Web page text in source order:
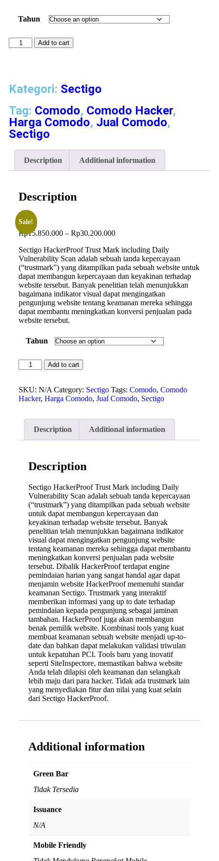
Tahun
Add to cart
Kategori: Sectigo
Tag: Comodo, Comodo Hacker,
Harga Comodo, Jual Comodo,
Sectigo
Description Additional information
Description
Sale!
Rp15.850.000 – Rp30.200.000
Sectigo HackerProof Trust Mark including Daily
Vulnerability Scan adalah sebuah tanda kepercayaan
(“trustmark”) yang ditampilkan pada sebuah website untuk
dapat membangun kepercayaan dan keyakinan terhadap
website tersebut. Banyak penelitian telah menunjukkan
bagaimana indikator visual dapat mengingatkan
pengunjung website tentang keamanan mereka sehingga
dapat membantu meningkatkan konversi penjualan pada
website tersebut.
Tahun
Add to cart
SKU: N/A Category: Sectigo Tags: Comodo, Comodo
Hacker, Harga Comodo, Jual Comodo, Sectigo
Description Additional information
Description
Sectigo HackerProof Trust Mark including Daily
Vulnerability Scan adalah sebuah tanda kepercayaan
(“trustmark”) yang ditampilkan pada sebuah website
untuk dapat membangun kepercayaan dan
keyakinan terhadap website tersebut. Banyak
penelitian telah menunjukkan bagaimana indikator
visual dapat mengingatkan pengunjung website
tentang keamanan mereka sehingga dapat membantu
meningkatkan konversi penjualan pada website
tersebut. Dibalik HackerProof terdapat engine
pemindaian harian yang sangat handal agar dapat
menjamin website HackerProof memenuhi standar
keamanan Sectigo. Trustmark yang interaktif
memberikan informasi yang up to date terhadap
pemindaian kepada pengunjung sebagai jaminan
tambahan. HackerProof juga akan membangun
benak pemilik website. Kombinasi tools yang kuat
membuat keamanan sebuah website menjadi up-to-
date dan bahkan dapat melakukan validasi triwulan
untuk kepatuhan PCI. Tools baru yang inovatif
seperti SiteInspectore, memastikan bahwa website
Anda telah dilapisi oleh keamanan dan selangkah
lebih maju dari para hacker. Tidak ada trustmark lain
yang menyediakan fitur dan nilai yang kuat selain
dari Sectigo HackerProof.
Additional information
Green Bar
Tidak Tersedia
Issuance
N/A
Mobile Friendly